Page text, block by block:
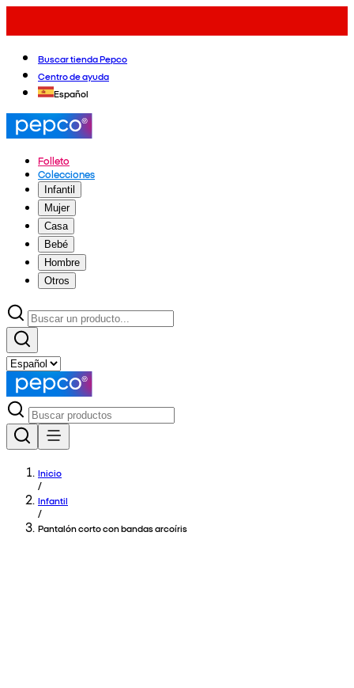
Buscar tienda Pepco
Centro de ayuda
Español
Folleto
Colecciones
Infantil
Mujer
Casa
Bebé
Hombre
Otros
Inicio
/
Infantil
/
Pantalón corto con bandas arcoíris